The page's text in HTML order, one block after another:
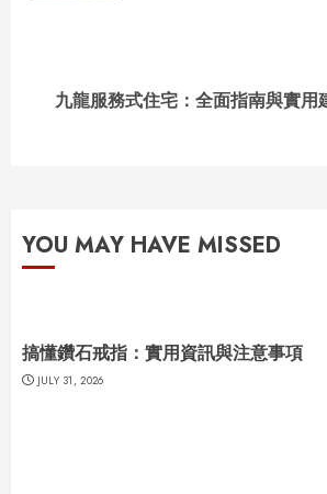
Next九龍服務式住宅：全面指南與實用
YOU MAY HAVE MISSED
搞懂鑽石戒指：實用資訊與注意事項
JULY 31, 2026